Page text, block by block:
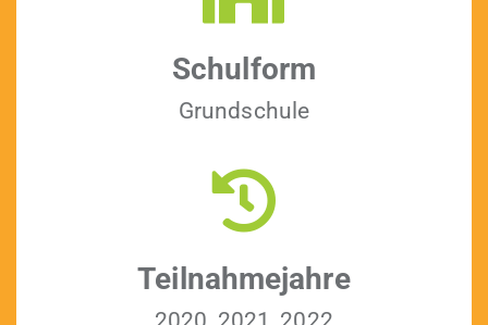
Schul­form
Grund­schule
Teil­nah­me­jahre